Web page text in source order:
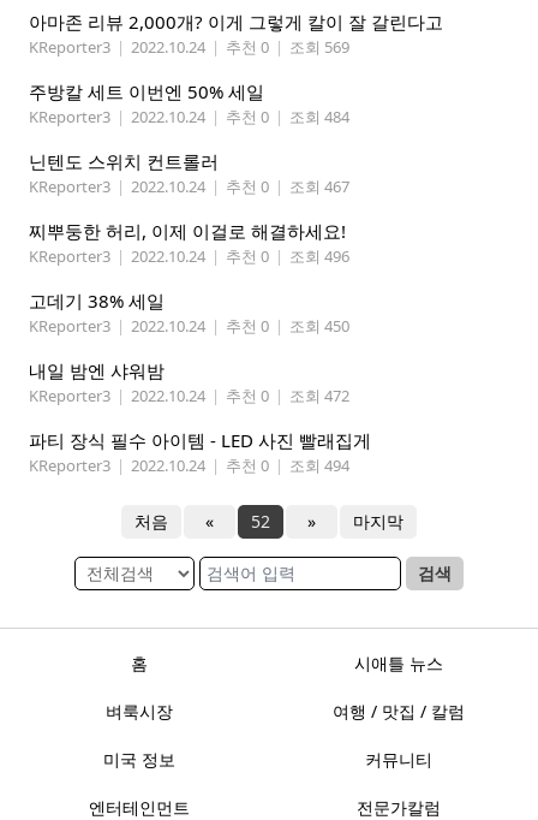
아마존 리뷰 2,000개? 이게 그렇게 칼이 잘 갈린다고
KReporter3 | 2022.10.24 | 추천 0 | 조회 569
주방칼 세트 이번엔 50% 세일
KReporter3 | 2022.10.24 | 추천 0 | 조회 484
닌텐도 스위치 컨트롤러
KReporter3 | 2022.10.24 | 추천 0 | 조회 467
찌뿌둥한 허리, 이제 이걸로 해결하세요!
KReporter3 | 2022.10.24 | 추천 0 | 조회 496
고데기 38% 세일
KReporter3 | 2022.10.24 | 추천 0 | 조회 450
내일 밤엔 샤워밤
KReporter3 | 2022.10.24 | 추천 0 | 조회 472
파티 장식 필수 아이템 - LED 사진 빨래집게
KReporter3 | 2022.10.24 | 추천 0 | 조회 494
처음 « 52 » 마지막
검색
홈 시애틀 뉴스
벼룩시장 여행 / 맛집 / 칼럼
미국 정보 커뮤니티
엔터테인먼트 전문가칼럼